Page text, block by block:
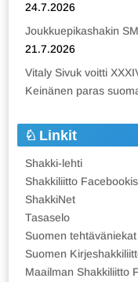
24.7.2026
Joukkuepikashakin
21.7.2026
Vitaly Sivuk voitti
Keinänen paras
Linkit
Shakki-lehti
Shakkiliitto
ShakkiNet
Tasaselo
Suomen tehtäväniekat
Suomen
Maailman Shakkiliitto